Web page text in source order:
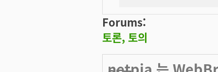
Forums:
토론, 토의